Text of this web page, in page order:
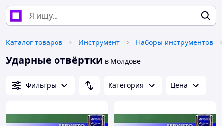
Каталог товаров Инструмент Наборы инструментов
Ударные отвёртки в Молдове
Фильтры Категория Цена